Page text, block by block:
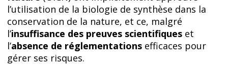
l’utilisation de la biologie de synthèse dans la
conservation de la nature, et ce, malgré
l’insuffisance des preuves scientifiques et
l’absence de réglementations efficaces pour
gérer ses risques.